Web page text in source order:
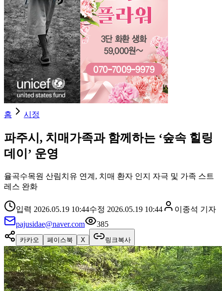
홈 시정
파주시, 치매가족과 함께하는 ‘숲속 힐링
데이’ 운영
율곡수목원 산림치유 연계, 치매 환자 인지 자극 및 가족 스트
레스 완화
입력 2026.05.19 10:44수정 2026.05.19 10:44 이종석 기자
pajusidae@naver.com
385
카카오 페이스북 X 링크복사